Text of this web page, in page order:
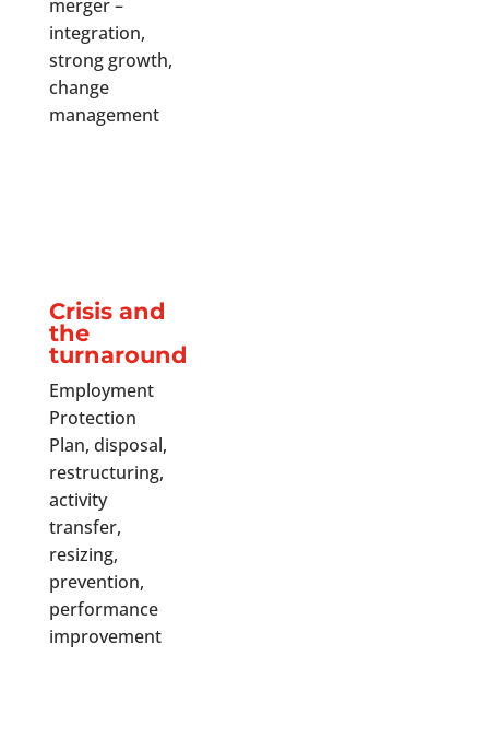
merger –
integration,
strong growth,
change
management
Crisis and
the
turnaround
Employment
Protection
Plan, disposal,
restructuring,
activity
transfer,
resizing,
prevention,
performance
improvement